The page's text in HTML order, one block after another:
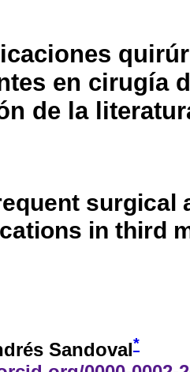
en cirugía
de la
surgical
in third
Sandoval*